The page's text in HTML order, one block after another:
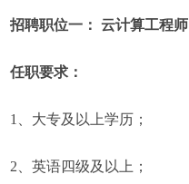
招聘职位一： 云计算工程师
任职要求：
1、大专及以上学历；
2、英语四级及以上；